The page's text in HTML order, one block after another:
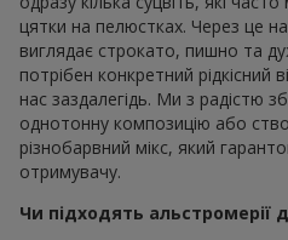
цятки на пелюстках. Через це
виглядає строкато, пишно та
потрібен конкретний рідкісний
нас заздалегідь. Ми з радістю
однотонну композицію або
різнобарвний мікс, який
отримувачу.
Чи підходять альстромерії